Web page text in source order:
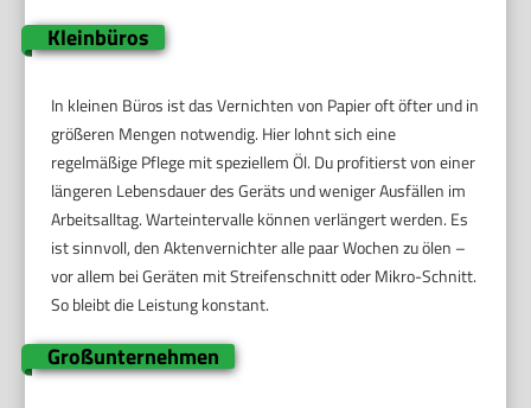
Kleinbüros
In kleinen Büros ist das Vernichten von Papier oft öfter und in
größeren Mengen notwendig. Hier lohnt sich eine
regelmäßige Pflege mit speziellem Öl. Du profitierst von einer
längeren Lebensdauer des Geräts und weniger Ausfällen im
Arbeitsalltag. Warteintervalle können verlängert werden. Es
ist sinnvoll, den Aktenvernichter alle paar Wochen zu ölen –
vor allem bei Geräten mit Streifenschnitt oder Mikro-Schnitt.
So bleibt die Leistung konstant.
Großunternehmen